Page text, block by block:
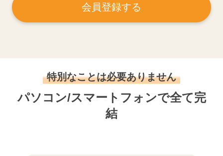
会員登録する
特別なことは必要ありません
パソコン/スマートフォンで全て完
結